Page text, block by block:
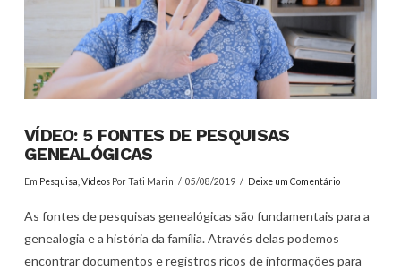
VÍDEO: 5 FONTES DE PESQUISAS
GENEALÓGICAS
Em Pesquisa VídeosPor Tati Marin 05/08/2019 Deixe um Comentário
As fontes de pesquisas genealógicas são fundamentais para a
genealogia e a história da família. Através delas podemos
encontrar documentos e registros ricos de informações para